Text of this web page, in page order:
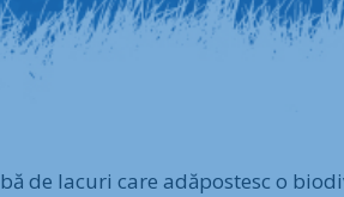
de lacuri care adăpostesc o